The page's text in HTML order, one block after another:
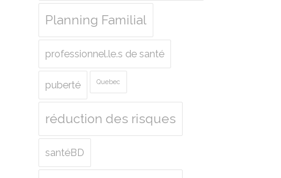
Planning Familial
professionnel.le.s de santé
puberté Quebec
réduction des risques
santéBD